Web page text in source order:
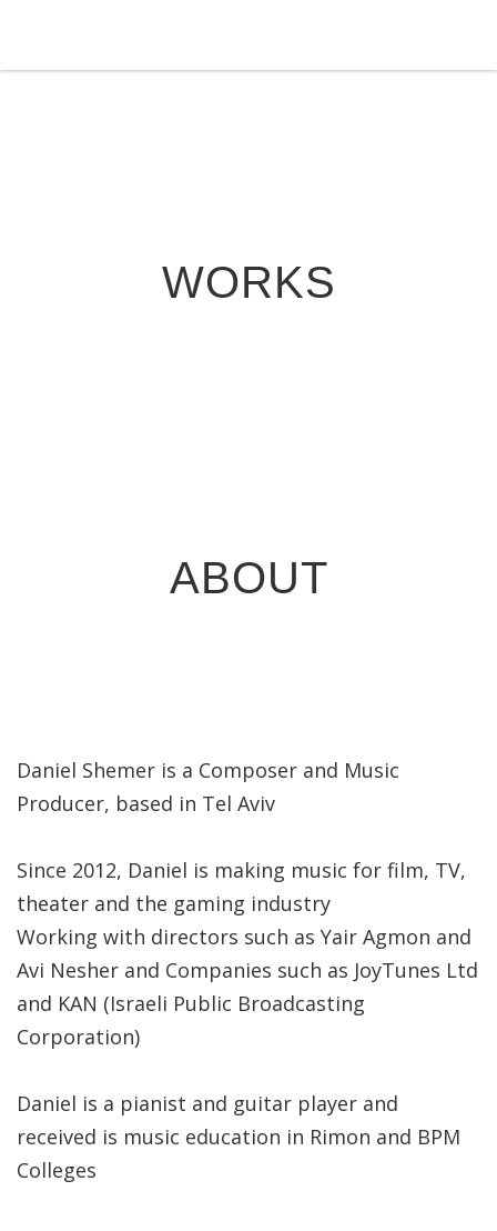
WORKS
ABOUT
Daniel Shemer is a Composer and Music
Producer, based in Tel Aviv
Since 2012, Daniel is making music for film, TV,
theater and the gaming industry
Working with directors such as Yair Agmon and
Avi Nesher and Companies such as JoyTunes Ltd
and KAN (Israeli Public Broadcasting
Corporation)
Daniel is a pianist and guitar player and
received is music education in Rimon and BPM
Colleges